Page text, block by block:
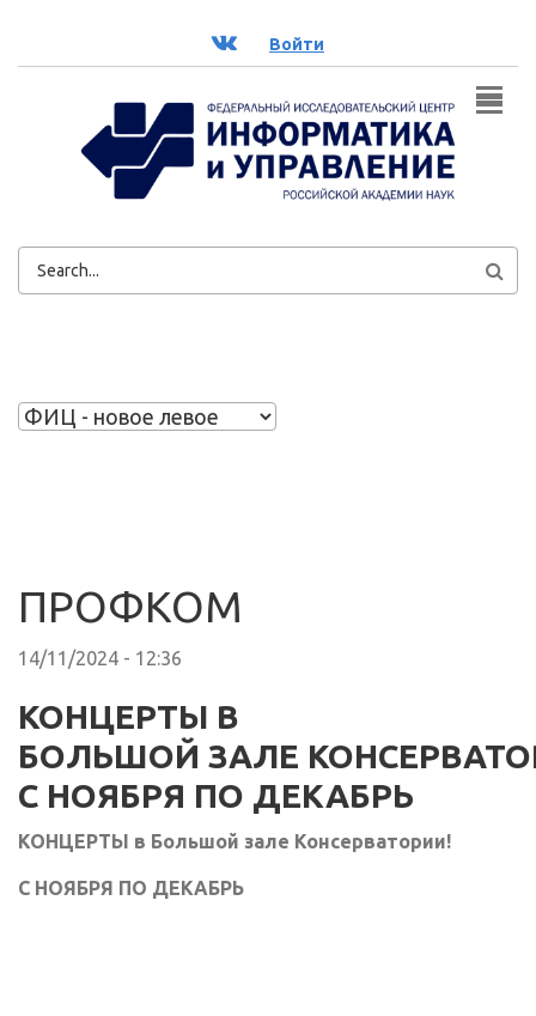
ВК Войти
ФОРМА
ПРОФКОМ
14/11/2024 - 12:36
КОНЦЕРТЫ В
БОЛЬШОЙ ЗАЛЕ
С НОЯБРЯ ПО ДЕКАБРЬ
КОНЦЕРТЫ в Большой зале Консерватории!
С НОЯБРЯ ПО ДЕКАБРЬ